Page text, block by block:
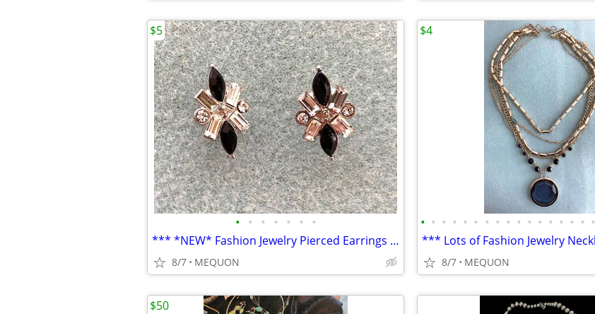
• • • • • • •
*** *NEW* Fashion Jewelry Pierced Earrings ***
8/7 MEQUON
$5
• • • • • • • • • • • • • • • • •
8/7 MEQUON
$4
$50